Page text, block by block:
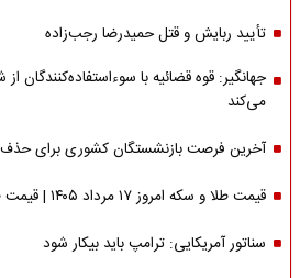
تأیید ربایش و قتل حمیدرضا رجب‌زاده
جهانگیر: قوه قضائیه با سوءاستفاده‌کنندگان
می‌کند
آخرین فرصت بازنشستگان کشوری برای حذف
قیمت طلا و سکه امروز ۱۷ مرداد ۱۴۰۵ | قیمت طلا از ۱۹ میلیون گذشت
سناتور آمریکایی: ترامپ باید بیکار شود